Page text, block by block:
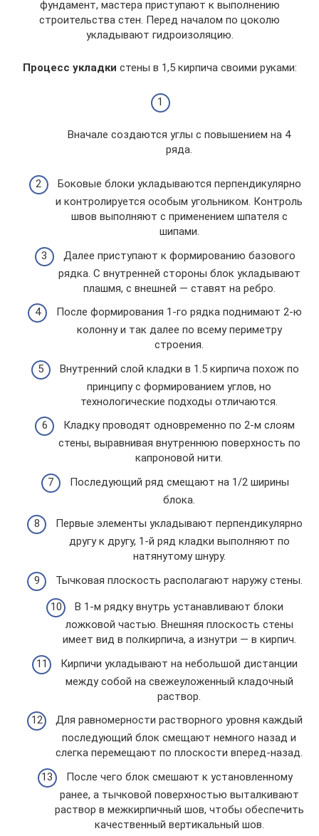
фундамент, мастера приступают к выполнению
строительства стен. Перед началом по цоколю
укладывают гидроизоляцию.
Процесс укладки стены в 1,5 кирпича своими руками:
Вначале создаются углы с повышением на 4
ряда.
Боковые блоки укладываются перпендикулярно
и контролируется особым угольником. Контроль
швов выполняют с применением шпателя с
шипами.
Далее приступают к формированию базового
рядка. С внутренней стороны блок укладывают
плашмя, с внешней — ставят на ребро.
После формирования 1-го рядка поднимают 2-ю
колонну и так далее по всему периметру
строения.
Внутренний слой кладки в 1.5 кирпича похож по
принципу с формированием углов, но
технологические подходы отличаются.
Кладку проводят одновременно по 2-м слоям
стены, выравнивая внутреннюю поверхность по
капроновой нити.
Последующий ряд смещают на 1/2 ширины
блока.
Первые элементы укладывают перпендикулярно
другу к другу, 1-й ряд кладки выполняют по
натянутому шнуру.
Тычковая плоскость располагают наружу стены.
В 1-м рядку внутрь устанавливают блоки
ложковой частью. Внешняя плоскость стены
имеет вид в полкирпича, а изнутри — в кирпич.
Кирпичи укладывают на небольшой дистанции
между собой на свежеуложенный кладочный
раствор.
Для равномерности растворного уровня каждый
последующий блок смещают немного назад и
слегка перемещают по плоскости вперед-назад.
После чего блок смешают к установленному
ранее, а тычковой поверхностью выталкивают
раствор в межкирпичный шов, чтобы обеспечить
качественный вертикальный шов.